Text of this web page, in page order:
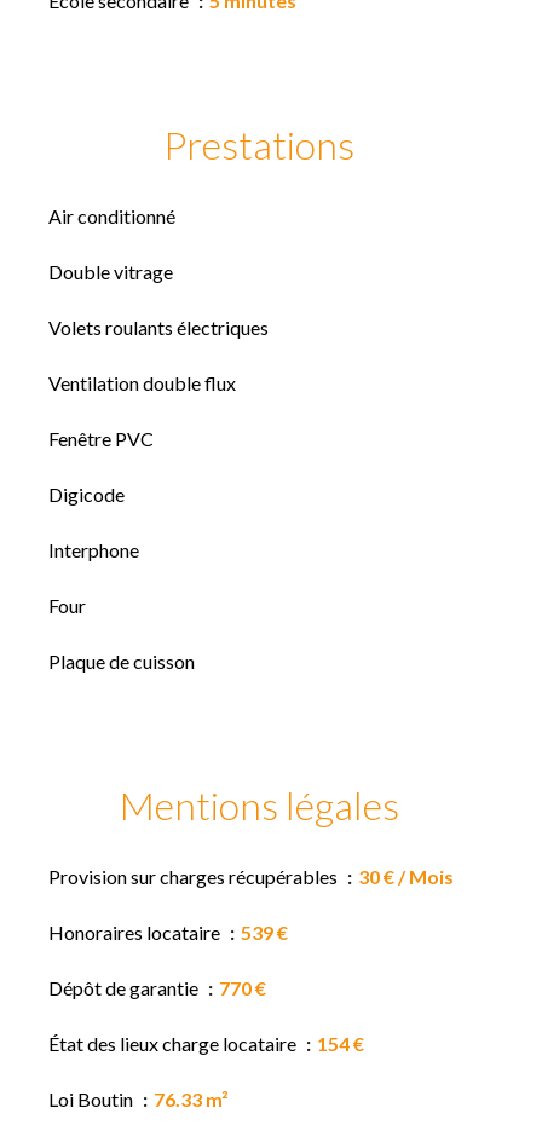
Prestations
Air conditionné
Double vitrage
Volets roulants électriques
Ventilation double flux
Fenêtre PVC
Digicode
Interphone
Four
Plaque de cuisson
Mentions légales
Provision sur charges récupérables 30 € / Mois
Honoraires locataire 539 €
Dépôt de garantie 770 €
État des lieux charge locataire 154 €
Loi Boutin 76.33 m²